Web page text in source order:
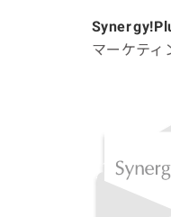
マーケティ